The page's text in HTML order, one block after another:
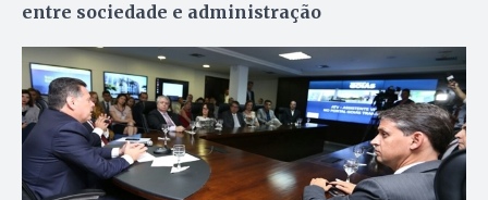
entre sociedade e administração